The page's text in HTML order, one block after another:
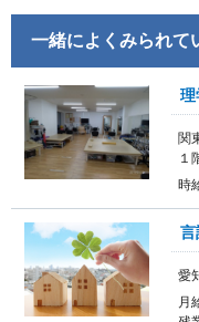
一緒によくみられて
理
関
１
時
言
愛
月